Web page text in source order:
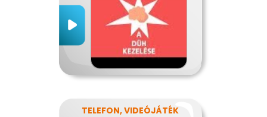
TELEFON, VIDEÓJÁTÉK